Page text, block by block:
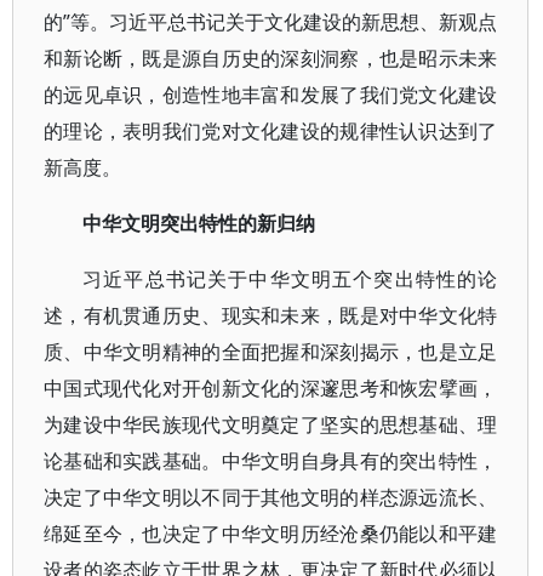
的”等。习近平总书记关于文化建设的新思想、新观点
和新论断，既是源自历史的深刻洞察，也是昭示未来
的远见卓识，创造性地丰富和发展了我们党文化建设
的理论，表明我们党对文化建设的规律性认识达到了
新高度。
中华文明突出特性的新归纳
习近平总书记关于中华文明五个突出特性的论
述，有机贯通历史、现实和未来，既是对中华文化特
质、中华文明精神的全面把握和深刻揭示，也是立足
中国式现代化对开创新文化的深邃思考和恢宏擘画，
为建设中华民族现代文明奠定了坚实的思想基础、理
论基础和实践基础。中华文明自身具有的突出特性，
决定了中华文明以不同于其他文明的样态源远流长、
绵延至今，也决定了中华文明历经沧桑仍能以和平建
设者的姿态屹立于世界之林，更决定了新时代必须以